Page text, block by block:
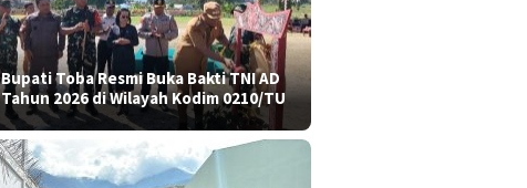
Bupati Toba Resmi Buka Bakti TNI AD
Tahun 2026 di Wilayah Kodim 0210/TU